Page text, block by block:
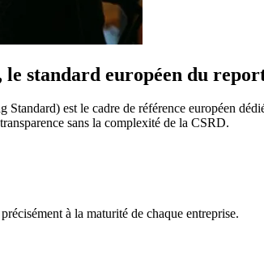
standard européen du
est le cadre de référence européen
sans la complexité de la CSRD.
à la maturité de chaque entreprise.